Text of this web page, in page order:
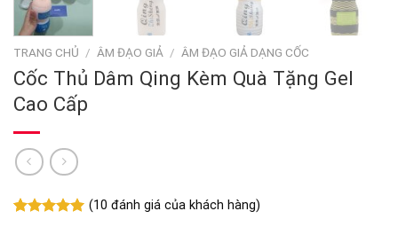
TRANG CHỦ / ÂM ĐẠO GIẢ / ÂM ĐẠO GIẢ DẠNG CỐC
Cốc Thủ Dâm Qing Kèm Quà Tặng Gel
Cao Cấp
(10 đánh giá của khách hàng)